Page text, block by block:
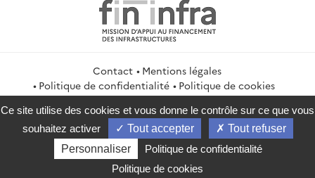
Contact
Mentions légales
Politique de confidentialité
Politique de cookies
Gestion des cookies
Flux RSS
service-public.gouv.fr
legifrance.gouv.fr
info.gouv.fr
data.gouv.fr
2026 Direction générale du Trésor
Ce site utilise des cookies et vous donne le contrôle sur ce que vous
souhaitez activer
Tout accepter
Tout refuser
Personnaliser
Politique de confidentialité
Politique de cookies